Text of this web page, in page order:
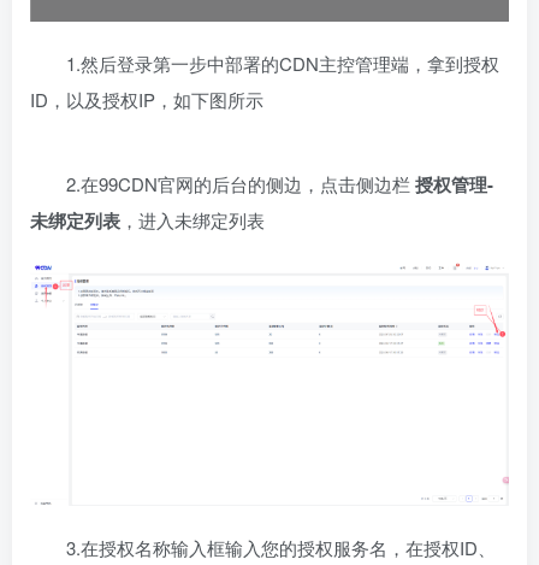
1.然后登录第一步中部署的CDN主控管理端，拿到授权
ID，以及授权IP，如下图所示
2.在99CDN官网的后台的侧边，点击侧边栏 授权管理-
未绑定列表 ，进入未绑定列表
3.在授权名称输入框输入您的授权服务名，在授权ID、